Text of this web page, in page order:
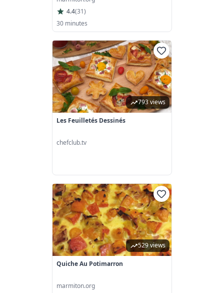
4.4(31)
30 minutes
793 views
Les Feuilletés Dessinés
chefclub.tv
529 views
Quiche Au Potimarron
marmiton.org